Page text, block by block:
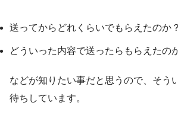
送ってからどれくらいでもらえたのか？
どういった内容で送ったらもらえたの
などが知りたい事だと思うので、そう
待ちしています。